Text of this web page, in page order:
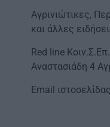
Αγρινιώτικες,
και άλλες
Red line Κοιν.Σ.Επ.
Αναστασιάδη 4
Email